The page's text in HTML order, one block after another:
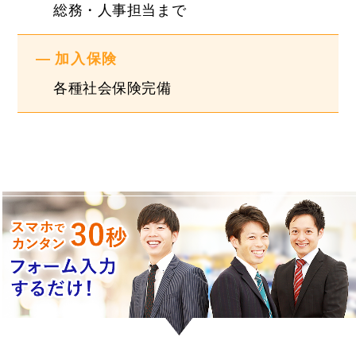
雇用形態、給与は本採用時と同じです。
UPが可能になり評価に応じて給与が決定します。
総務・人事担当まで
加入保険
各種社会保険完備